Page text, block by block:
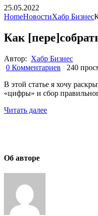
25.05.2022
HomeНовостиХабр Бизнес
Как
Автор: Хабр Бизнес
0 Комментариев
240
В этой статье я хочу
«цифры» и сбор
Читать далее
Об авторе